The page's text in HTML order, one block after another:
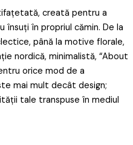
creată pentru a
în propriul cămin. De la
până la motive florale,
nordică, minimalistă, “About
orice mod de a
mai mult decât design;
tale transpuse în mediul